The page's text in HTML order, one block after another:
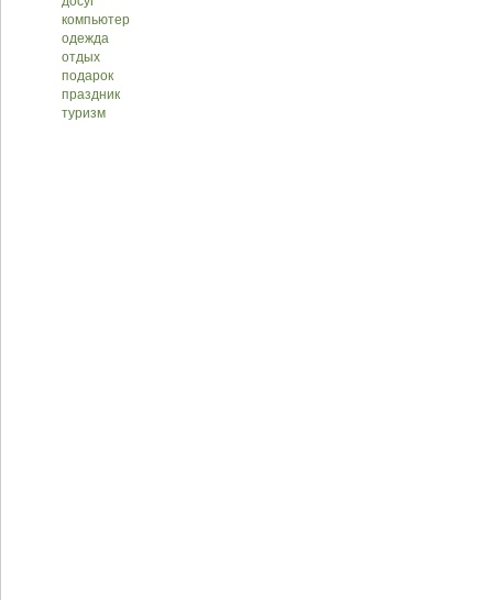
компьютер
одежда
отдых
подарок
праздник
туризм